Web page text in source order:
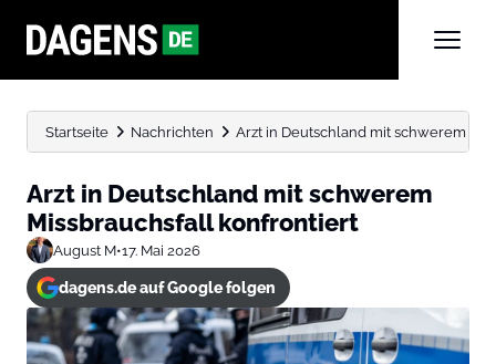
Startseite Nachrichten Arzt in Deutschland mit schwerem
Arzt in Deutschland mit schwerem
Missbrauchsfall konfrontiert
August M•17. Mai 2026
dagens.de auf Google folgen